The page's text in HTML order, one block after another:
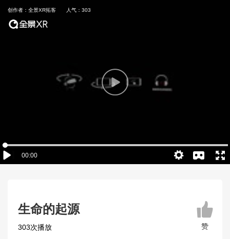
00:00
创作者：全景XR拓客 人气：303
生命的起源
303次播放 赞